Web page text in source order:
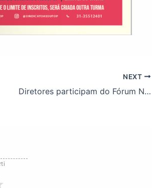
NEXT
Diretores participam do Fórum Nacional da CIS